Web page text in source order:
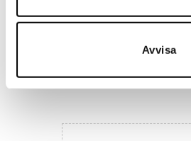
Avvisa
Hemmakväll